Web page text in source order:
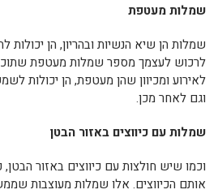
שמלות מעטפת
שמלות הן שיא הנשיות ובהריון, הן יכולות
לרכוש לעצמך מספר שמלות מעטפת
לאירוע ומכיוון שהן מעטפת, הן יכולות
וגם לאחר מכן.
שמלות עם כיווצים באזור הבטן
וכמו שיש חולצות עם כיווצים באזור
אותם הכיווצים. אלו שמלות מעוצבות